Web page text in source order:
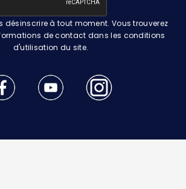
désinscrire à tout moment. Vous trouverez
de contact dans les conditions
d'utilisation du site.